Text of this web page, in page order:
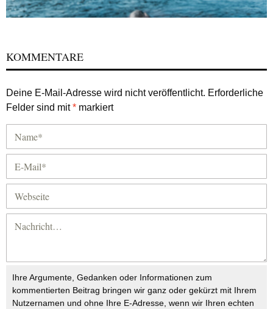
KOMMENTARE
Deine E-Mail-Adresse wird nicht veröffentlicht. Erforderliche
Felder sind mit* markiert
Ihre Argumente, Gedanken oder Informationen zum
kommentierten Beitrag bringen wir ganz oder gekürzt mit Ihrem
Nutzernamen und ohne Ihre E-Adresse, wenn wir Ihren echten